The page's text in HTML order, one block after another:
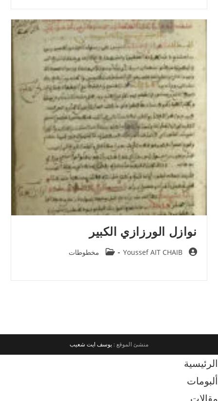
نوازل الورزازي الكبير
Post
Youssef AIT CHAIB
Post
مخطوطات
منشئ الموقع : يوسف ايت شعيب
الرئيسية
ألبومات
مقالات